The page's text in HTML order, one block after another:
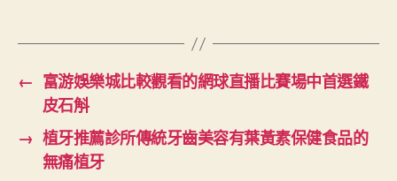
← 富游娛樂城比較觀看的網球直播比賽場中首選鐵
皮石斛
→ 植牙推薦診所傳統牙齒美容有葉黃素保健食品的
無痛植牙